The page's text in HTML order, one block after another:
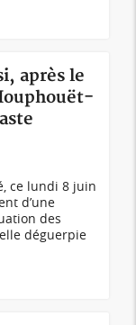
après le
ce lundi 8 juin
d’une
des
déguerpie